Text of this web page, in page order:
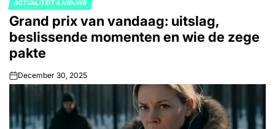
POSTED
IN
ACTUALITEIT & NIEUWS
Grand prix van vandaag: uitslag,
beslissende momenten en wie de zege
pakte
onDecember 30, 2025